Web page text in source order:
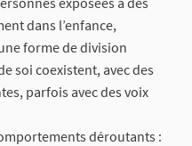
dans l’enfance,
forme de division
soi coexistent, avec des
parfois avec des voix
déroutants :